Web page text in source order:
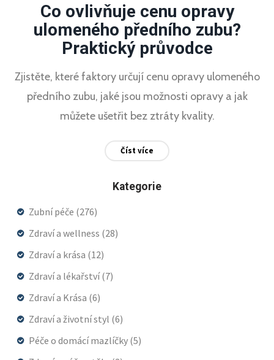
Co ovlivňuje cenu opravy
ulomeného předního zubu?
Praktický průvodce
Zjistěte, které faktory určují cenu opravy ulomeného
předního zubu, jaké jsou možnosti opravy a jak
můžete ušetřit bez ztráty kvality.
Číst více
Kategorie
Zubní péče (276)
Zdraví a wellness (28)
Zdraví a krása (12)
Zdraví a lékařství(7)
Zdraví a Krása (6)
Zdraví a životní styl (6)
Péče o domácí mazlíčky (5)